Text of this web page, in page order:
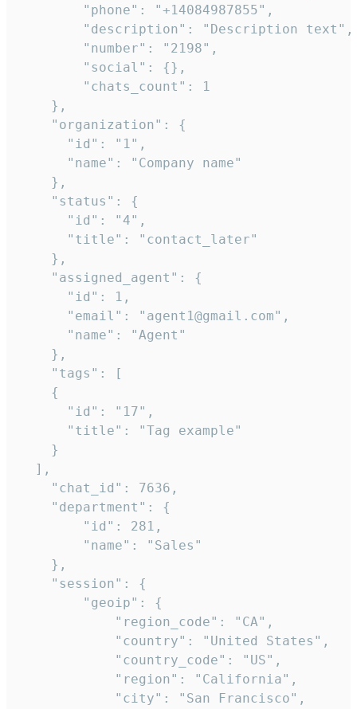
        "phone": "+14084987855",
        "description": "Description text",
        "number": "2198",
        "social": {},
        "chats_count": 1
    },
    "organization": {
      "id": "1",
      "name": "Company name"
    },
    "status": {
      "id": "4",
      "title": "contact_later"
    },
    "assigned_agent": {
      "id": 1,
      "email": "agent1@gmail.com",
      "name": "Agent"
    },
    "tags": [
    {
      "id": "17",
      "title": "Tag example"
    }
  ],
    "chat_id": 7636,
    "department": {
        "id": 281,
        "name": "Sales"
    },
    "session": {
        "geoip": {
            "region_code": "CA",
            "country": "United States",
            "country_code": "US",
            "region": "California",
            "city": "San Francisco",